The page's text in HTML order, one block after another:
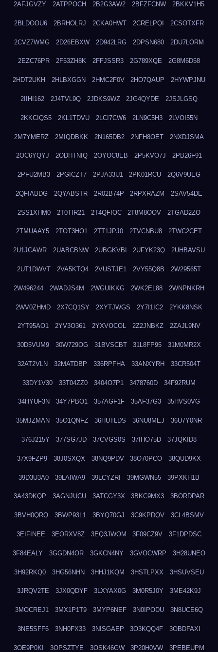
2AFJGVZY 2ATPPOCH 2B2G3AW2 2BFZFCNW 2BKKV1H5
2BLDOOU6 2BRHOLRJ 2CKA0HWT 2CRELPQI 2CSOTXFR
2CVZ7WMG 2D26EBXW 2D942LRG 2DPSN680 2DU7LORM
2EZC76PR 2F53ZH8K 2FFJSSR3 2G789XQE 2G8M6D58
2HDT2UKH 2HLBXGGN 2HMC2F0V 2HO7QAUP 2HYWPJNU
2IIHI162 2J4TVL9Q 2JDKS9WZ 2JG4QYDE 2JSJLGSQ
2KKCIQS5 2KL1TDVU 2LCI7CW6 2LN9C5H3 2LVOI55N
2M7YMERZ 2MIQDBKK 2N165DB2 2NFH8OET 2NXDJSMA
2OC6YQYJ 2ODHTNIQ 2OYOC8EB 2P5KVO7J 2PB26F91
2PFU2MB3 2PGICZT7 2PJA33U1 2PK01RCU 2Q6V9UEG
2QFIABDG 2QYABSTR 2R02B74P 2RPXRAZM 2SAV54DE
2SS1XHM0 2T0TIR21 2T4QFIOC 2T8M8OOV 2TGAD2ZO
2TMUAAY5 2TOT3HO1 2TT1JPJ0 2TVCNBU8 2TWC2CET
2U1JCAWR 2UABCBNW 2UBGKVBI 2UFYK23Q 2UHBAVSU
2UT1DWVT 2VA5KTQ4 2VUSTJE1 2VY55Q8B 2W29565T
2W496244 2WADJS4M 2WGUIKKG 2WK2EL88 2WNPNKRH
2WV0ZHMD 2X7CQ1SY 2XYTJWGS 2Y7I1IC2 2YKK8NSK
2YT95AO1 2YV3O361 2YXVOCOL 2Z2JNBKZ 2ZAJL9NV
30D5VUM9 30W729OG 31BVSCBT 31L8FP95 31M0MR2X
32AT2VLN 32MATDBP 336RPFHA 33ANXYRH 33CR504T
33DY1V30 33T04ZZ0 3404O7P1 3478760D 34F92RUM
34HYUF3N 34Y7PBO1 357AGF1F 35AF37G3 35HVS0VG
35MJZMAN 35O1QNFZ 36HUTLDS 36NU8MEJ 36U7Y0NR
376J215Y 377SG7JD 37CVGS0S 37IHO75D 37JQKID8
37X9FZP9 38J0SXQX 38NQ9PDV 38O70PCO 38QUD9KX
39D3U3A0 39LAIWA9 39LCYZRI 39MGWN55 39PXKH1B
3A43DKQP 3AGNJUCU 3ATCGY3X 3BKC9MX3 3BORDPAR
3BVH0QRQ 3BWP93L1 3BYQ70GJ 3C9KPDQV 3CL4BSMV
3EIFINEE 3EORXV8Z 3EQ3JWOM 3F09CZ9V 3F1DPDSC
3F84EALY 3GGDN4OR 3GKCN4NY 3GVOCWRP 3H28UNEO
3H92RKQ0 3HG56NHN 3HHJ1KQM 3HSTLPXX 3HSUVSEU
3JRQV2TE 3JX0QDYF 3LXYAX0G 3M0R5J0Y 3ME42K9J
3MOCREJ1 3MX1P1T9 3MYP6NEF 3N0IPODU 3N8UCE6Q
3NE5SFF6 3NH0FX33 3NISGAEP 3O3KQQ4F 3OBDFAXI
3OE9P0KI 3OPSZTYE 3OSK46GW 3P20H0VW 3PEBEUPM